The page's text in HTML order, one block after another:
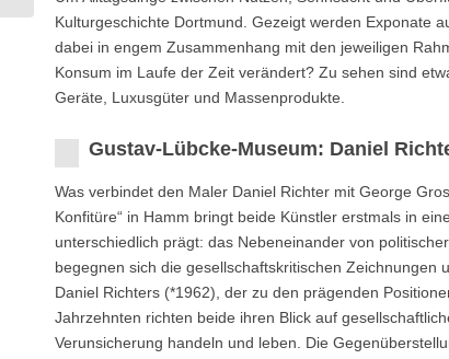
Kulturgeschichte Dortmund. Gezeigt werden Exponate
dabei in engem Zusammenhang mit den jeweiligen
Konsum im Laufe der Zeit verändert? Zu sehen sind
Geräte, Luxusgüter und Massenprodukte.
Gustav-Lübcke-Museum: Daniel
Was verbindet den Maler Daniel Richter mit George
Konfitüre“ in Hamm bringt beide Künstler erstmals in
unterschiedlich prägt: das Nebeneinander von
begegnen sich die gesellschaftskritischen
Daniel Richters (*1962), der zu den prägenden
Jahrzehnten richten beide ihren Blick auf
Verunsicherung handeln und leben. Die